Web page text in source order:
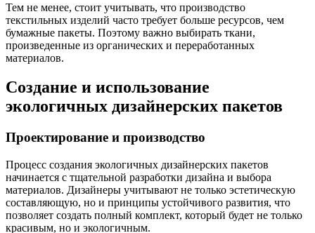
Тем не менее, стоит учитывать, что производство
текстильных изделий часто требует больше ресурсов, чем
бумажные пакеты. Поэтому важно выбирать ткани,
произведенные из органических и переработанных
материалов.
Создание и использование
экологичных дизайнерских пакетов
Проектирование и производство
Процесс создания экологичных дизайнерских пакетов
начинается с тщательной разработки дизайна и выбора
материалов. Дизайнеры учитывают не только эстетическую
составляющую, но и принципы устойчивого развития, что
позволяет создать полный комплект, который будет не только
красивым, но и экологичным.